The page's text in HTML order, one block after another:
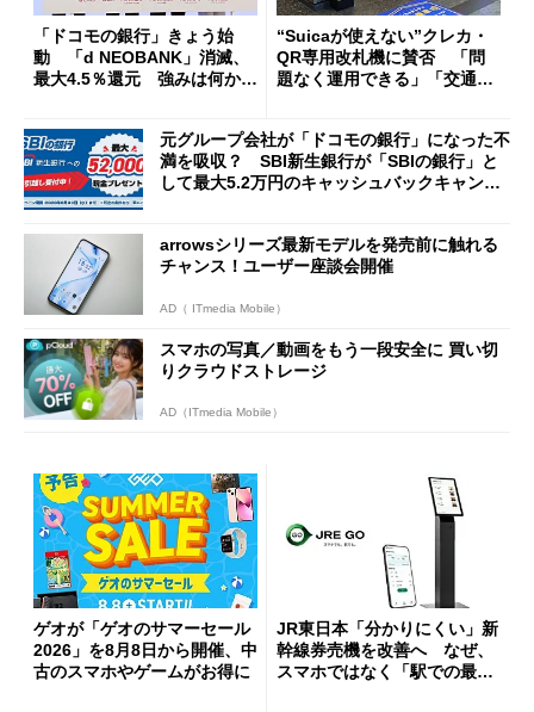
「ドコモの銀行」きょう始
動 「d NEOBANK」消滅、
最大4.5％還元 強みは何か解
“Suicaが使えない”クレカ・
QR専用改札機に賛否 「問
題なく運用できる」「交通系I
元グループ会社が「ドコモの銀行」になった不
満を吸収？ SBI新生銀行が「SBIの銀行」と
して最大5.2万円のキャッシュバックキャンペ
arrowsシリーズ最新モデルを発売前に触れる
チャンス！ユーザー座談会開催
AD（ ITmedia Mobile）
スマホの写真／動画をもう一段安全に 買い切
りクラウドストレージ
AD（ITmedia Mobile）
ゲオが「ゲオのサマーセール
2026」を8月8日から開催、中
古のスマホやゲームがお得に
JR東日本「分かりにくい」新
幹線券売機を改善へ なぜ、
スマホではなく「駅での最短